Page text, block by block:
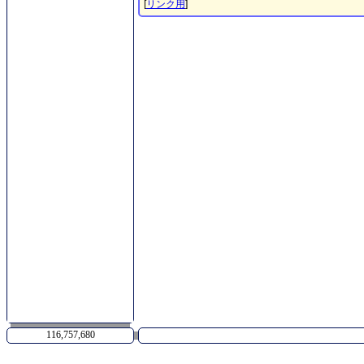
[リンク用]
116,757,680